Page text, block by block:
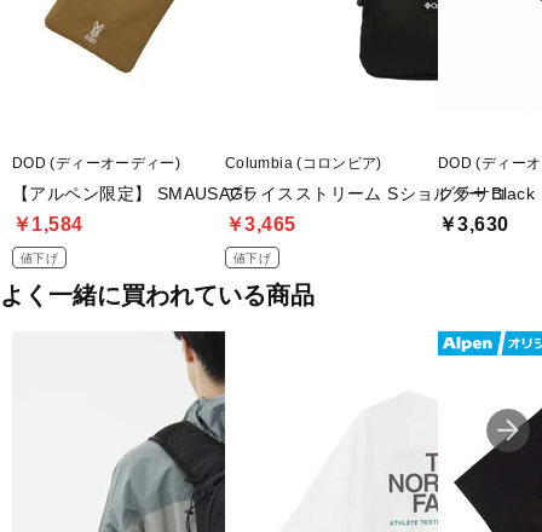
DOD (ディーオーディー)
【アルペン限定】 SMAUSAGI
￥1,584
値下げ
Columbia (コロンビア)
プライスストリーム Sショルダー Black
￥3,465
値下げ
DOD (ディー
グラサコ
￥3,630
よく一緒に買われている商品